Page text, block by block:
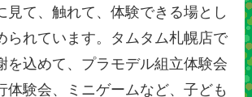
見て、触れて、体験できる場とし
られています。タムタム札幌店で
を込めて、プラモデル組立体験会
体験会、ミニゲームなど、子ども